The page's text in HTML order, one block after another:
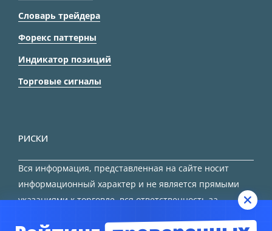
Словарь трейдера
Форекс паттерны
Индикатор позиций
Торговые сигналы
РИСКИ
Вся информация, представленная на сайте носит
информационный характер и не является прямыми
указаниями к торговле, вся ответственность за